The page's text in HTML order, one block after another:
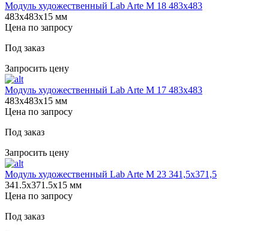
Модуль художественный Lab Arte М 18 483х483
483х483х15 мм
Цена по запросу
Под заказ
Запросить цену
Модуль художественный Lab Arte М 17 483х483
483х483х15 мм
Цена по запросу
Под заказ
Запросить цену
Модуль художественный Lab Arte М 23 341,5х371,5
341.5х371.5х15 мм
Цена по запросу
Под заказ